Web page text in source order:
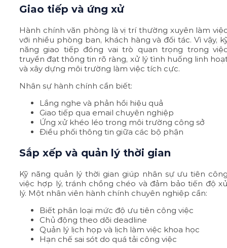
Giao tiếp và ứng xử
Hành chính văn phòng là vị trí thường xuyên làm
với nhiều phòng ban, khách hàng và đối tác. Vì vậy,
năng giao tiếp đóng vai trò quan trọng trong
truyền đạt thông tin rõ ràng, xử lý tình huống linh
và xây dựng môi trường làm việc tích cực.
Nhân sự hành chính cần biết:
Lắng nghe và phản hồi hiệu quả
Giao tiếp qua email chuyên nghiệp
Ứng xử khéo léo trong môi trường công sở
Điều phối thông tin giữa các bộ phận
Sắp xếp và quản lý thời gian
Kỹ năng quản lý thời gian giúp nhân sự ưu tiên
việc hợp lý, tránh chồng chéo và đảm bảo tiến độ
lý. Một nhân viên hành chính chuyên nghiệp cần:
Biết phân loại mức độ ưu tiên công việc
Chủ động theo dõi deadline
Quản lý lịch họp và lịch làm việc khoa học
Hạn chế sai sót do quá tải công việc